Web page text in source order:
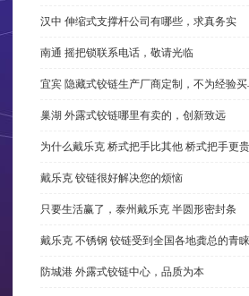
汉中 伸缩式支撑杆公司有哪些，求真务实
南通 摇把锁联系电话，敬请光临
宜宾 隐藏式铰链生产厂商定制，不为经验
巢湖 外露式铰链哪里有卖的，创新致远
为什么戴乐克 桥式把手比其他 桥式把手更
戴乐克 铰链很好解决您的烦恼
只要生活赢了，泰州戴乐克 半圆形密封条
戴乐克 不锈钢 铰链受到全国各地龚总的青睐
防城港 外露式铰链中心，品质为本